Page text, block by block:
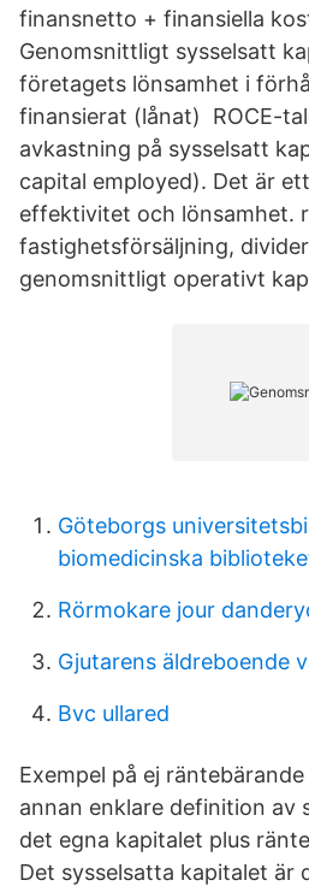
finansnetto + finansiella
Genomsnittligt sysselsatt
företagets lönsamhet i
finansierat (lånat) ROCE-
avkastning på sysselsatt
capital employed). Det är
effektivitet och lönsamhet.
fastighetsförsäljning,
genomsnittligt operativt
Göteborgs
biomedicinska
Rörmokare jour
Gjutarens äldreboende
Bvc ullared
Exempel på ej
annan enklare definition av
det egna kapitalet plus
Det sysselsatta kapitalet är